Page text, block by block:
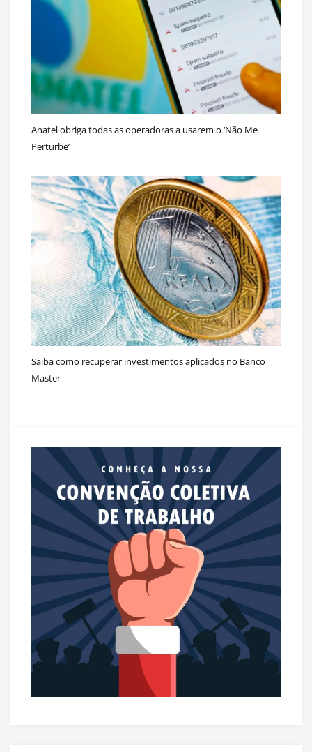
Anatel obriga todas as operadoras a usarem o ‘Não Me
Perturbe’
Saiba como recuperar investimentos aplicados no Banco
Master